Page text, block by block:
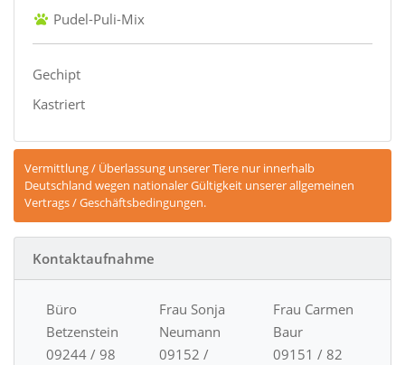
Pudel-Puli-Mix
Gechipt
Kastriert
Vermittlung / Überlassung unserer Tiere nur innerhalb
Deutschland wegen nationaler Gültigkeit unserer allgemeinen
Vertrags / Geschäftsbedingungen.
Kontaktaufnahme
Büro
Betzenstein
09244 / 98
Frau Sonja
Neumann
09152 /
Frau Carmen
Baur
09151 / 82